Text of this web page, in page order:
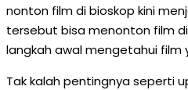
nonton film di bioskop kini
tersebut bisa menonton film
langkah awal mengetahui film
Tak kalah pentingnya seperti